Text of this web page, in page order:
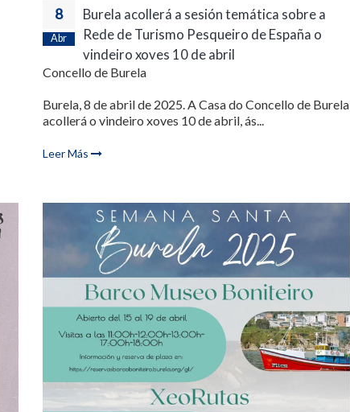
8
Abr
Burela acollerá a sesión temática sobre a
Rede de Turismo Pesqueiro de España o
vindeiro xoves 10 de abril
Concello de Burela
Burela, 8 de abril de 2025. A Casa do Concello de Burela
acollerá o vindeiro xoves 10 de abril, ás...
Leer Más